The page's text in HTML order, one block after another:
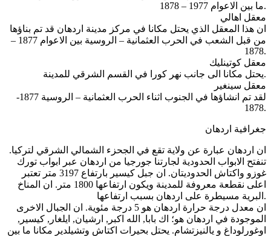
ما بين الاعوام 1977 – 1878.
معقل اهالي
ان هذا المعقل الذي يحتل مكانا في مركز مدينة اردهان قد تم بناؤها
من قبل الشعب في الحرب العثمانية – الروسية بين الاعوام 1877 –
1878.
معقل كوتينليك
يحتل مكانا الى جانب نهر كورا في القسم الشرقي للمدينة.
معقل سينغير
لقد تم انشاؤها في الجنوب اثناء الحرب العثمانية – الروسية 1877-
1878.
جغرافية اردهان
ان اردهان عبارة عن ولاية تقع في الجحزء الشمالي الشرقي لتركيا.
تنفتح الابواب الحدودية لجارتنا جورجيا من اردهان عبر ابواب تورك
غوزو واكتاش الحدوديتان. ان جبل كيسير بارتفاع 3197 متر تعتبر
اعلى نقطعة معروفة للمدينة ويكون ارتفاعها 1800 متر. ان المناخ
البرية مسيطرة على اردهان بسبب ارتفاعها.
ان معدل درجة حرارة اردهان هو 5 درجة مئوية. ان الجبال الاخرى
الموجودة في اردهان هو؛ اك بابا, الله اكبر, ارشيان, ايلغار, كيسير,
اوغورلوداغ و يالنيزتشام. يحتل بحيرات اكتاش وتشيلدير مكانا ما بين